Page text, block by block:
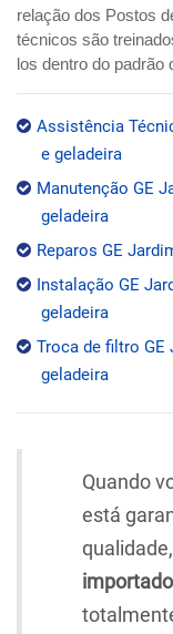
relação dos Postos
técnicos são
los dentro do padrão
Assistência
e geladeira
Manutenção GE
geladeira
Reparos GE
Instalação GE
geladeira
Troca de filtro GE
geladeira
Quando
está